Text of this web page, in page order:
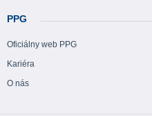
PPG
Oficiálny web PPG
Kariéra
O nás